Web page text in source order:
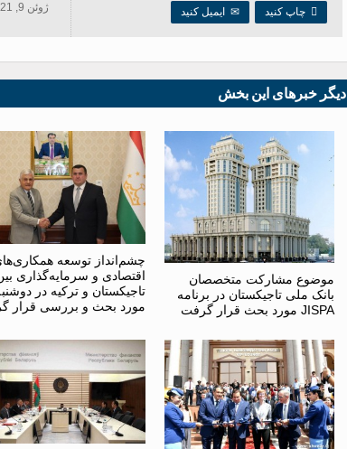
 چاپ کنید ✉ ایمیل کنید ژوئن 9, 2021 12:00, 309 بازدید ها
دیگر خبرهای این بخش
موضوع مشارکت متخصصان
بانک ملی تاجیکستان در برنامه
JISPA مورد بحث قرار گرفت
چشم‌انداز توسعه
اقتصادی و سرمایه‌گذاری
تاجیکستان و ترکیه در
مورد بحث و بررسی قرار